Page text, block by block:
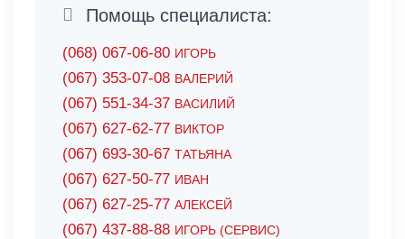
Помощь специалиста:
(068) 067-06-80 ИГОРЬ
(067) 353-07-08 ВАЛЕРИЙ
(067) 551-34-37 ВАСИЛИЙ
(067) 627-62-77 ВИКТОР
(067) 693-30-67 ТАТЬЯНА
(067) 627-50-77 ИВАН
(067) 627-25-77 АЛЕКСЕЙ
(067) 437-88-88 ИГОРЬ (СЕРВИС)